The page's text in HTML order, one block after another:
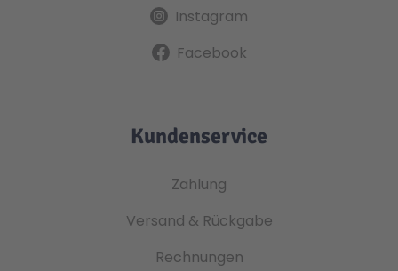
Instagram
Facebook
Kundenservice
Zahlung
Versand & Rückgabe
Rechnungen